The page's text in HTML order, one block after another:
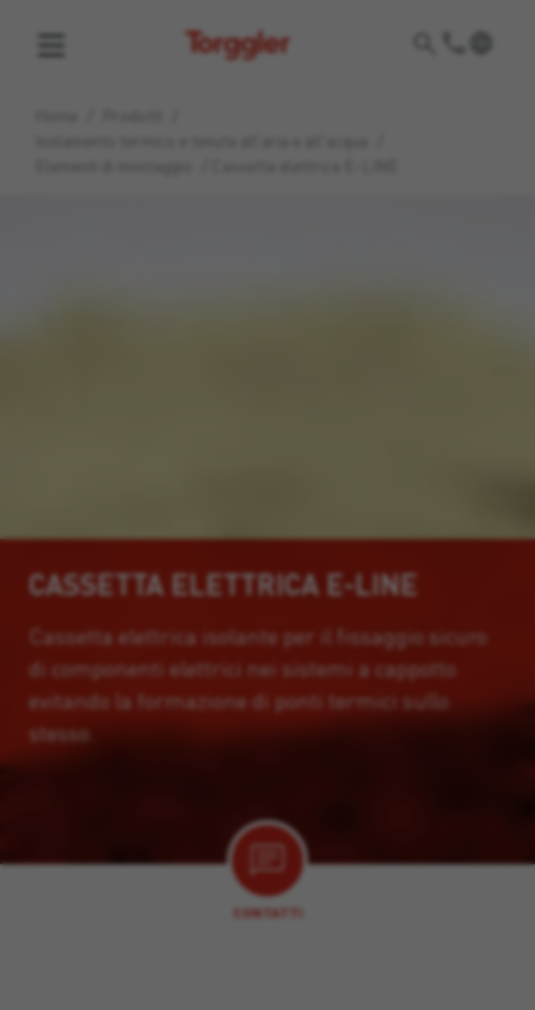
Torggler
CASSETTA ELETTRICA E-LINE
Cassetta elettrica isolante per il fissaggio sicuro
di componenti elettrici nei sistemi a cappotto
evitando la formazione di ponti termici sullo
stesso.
CONTATTI